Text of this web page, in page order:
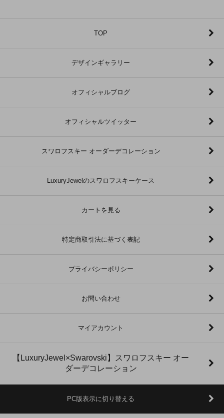
TOP
デザインギャラリー
オフィシャルブログ
オフィシャルツイッター
スワロフスキー オーダーデコレーション
LuxuryJewelのスワロフスキーケース
カートを見る
特定商取引法に基づく表記
プライバシーポリシー
お問い合わせ
マイアカウント
【LuxuryJewel×Swarovski】スワロフスキー オー
ダーデコレーション
PC版表示に切り替える